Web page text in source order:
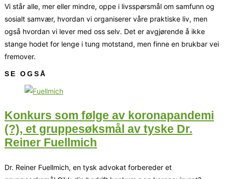
Vi står alle, mer eller mindre, oppe i livsspørsmål om samfunn og
sosialt samvær, hvordan vi organiserer våre praktiske liv, men
også hvordan vi lever med oss selv. Det er avgjørende å ikke
stange hodet for lenge i tung motstand, men finne en brukbar vei
fremover.
SE OGSÅ
Konkurs som følge av koronapandemi
(?), et gruppesøksmål av tyske Dr.
Reiner Fuellmich
Dr. Reiner Fuellmich, en tysk advokat forbereder et